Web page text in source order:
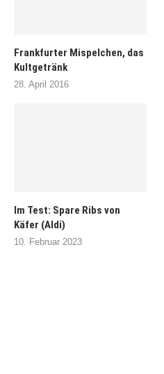
Frankfurter Mispelchen, das
Kultgetränk
28. April 2016
Im Test: Spare Ribs von
Käfer (Aldi)
10. Februar 2023